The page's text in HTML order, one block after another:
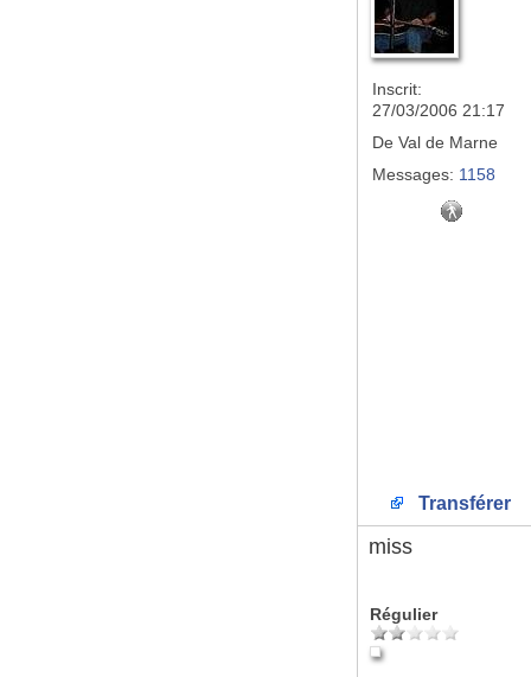
Inscrit:
27/03/2006 21:17
De Val de Marne
Messages: 1158
Transférer
miss
Régulier